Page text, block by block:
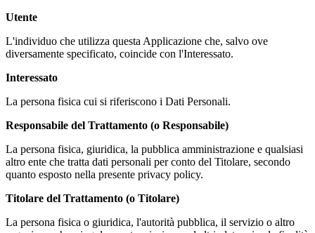
Utente
L'individuo che utilizza questa Applicazione che, salvo ove
diversamente specificato, coincide con l'Interessato.
Interessato
La persona fisica cui si riferiscono i Dati Personali.
Responsabile del Trattamento (o Responsabile)
La persona fisica, giuridica, la pubblica amministrazione e qualsiasi
altro ente che tratta dati personali per conto del Titolare, secondo
quanto esposto nella presente privacy policy.
Titolare del Trattamento (o Titolare)
La persona fisica o giuridica, l'autorità pubblica, il servizio o altro